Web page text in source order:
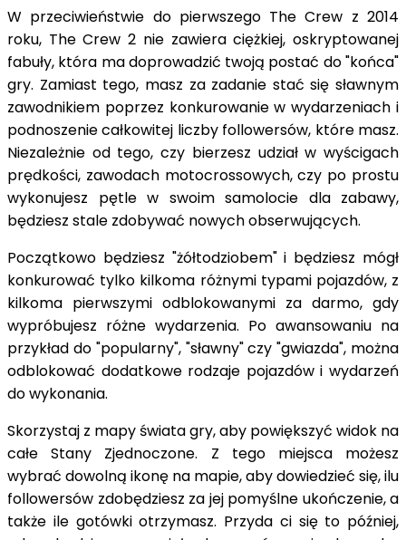
W przeciwieństwie do pierwszego The Crew z 2014
roku, The Crew 2 nie zawiera ciężkiej, oskryptowanej
fabuły, która ma doprowadzić twoją postać do "końca"
gry. Zamiast tego, masz za zadanie stać się sławnym
zawodnikiem poprzez konkurowanie w wydarzeniach i
podnoszenie całkowitej liczby followersów, które masz.
Niezależnie od tego, czy bierzesz udział w wyścigach
prędkości, zawodach motocrossowych, czy po prostu
wykonujesz pętle w swoim samolocie dla zabawy,
będziesz stale zdobywać nowych obserwujących.
Początkowo będziesz "żółtodziobem" i będziesz mógł
konkurować tylko kilkoma różnymi typami pojazdów, z
kilkoma pierwszymi odblokowanymi za darmo, gdy
wypróbujesz różne wydarzenia. Po awansowaniu na
przykład do "popularny", "sławny" czy "gwiazda", można
odblokować dodatkowe rodzaje pojazdów i wydarzeń
do wykonania.
Skorzystaj z mapy świata gry, aby powiększyć widok na
całe Stany Zjednoczone. Z tego miejsca możesz
wybrać dowolną ikonę na mapie, aby dowiedzieć się, ilu
followersów zdobędziesz za jej pomyślne ukończenie, a
także ile gotówki otrzymasz. Przyda ci się to później,